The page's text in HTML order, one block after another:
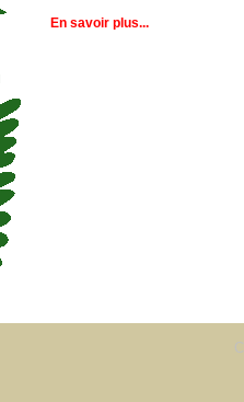
En savoir plus...